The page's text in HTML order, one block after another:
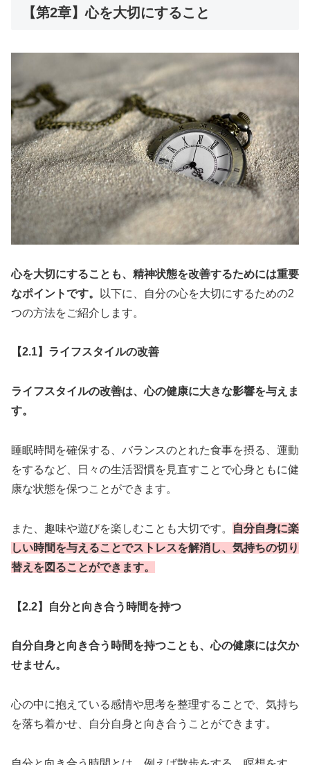
【第2章】心を大切にすること
心を大切にすることも、精神状態を改善するためには重要
なポイントです。
以下に、自分の心を大切にするための2
つの方法をご紹介します。
【2.1】ライフスタイルの改善
ライフスタイルの改善は、心の健康に大きな影響を与えま
す。
睡眠時間を確保する、バランスのとれた食事を摂る、運動
をするなど、日々の生活習慣を見直すことで心身ともに健
康な状態を保つことができます。
また、趣味や遊びを楽しむことも大切です。
自分自身に楽
しい時間を与えることでストレスを解消し、気持ちの切り
替えを図ることができます。
【2.2】自分と向き合う時間を持つ
自分自身と向き合う時間を持つことも、心の健康には欠か
せません。
心の中に抱えている感情や思考を整理することで、気持ち
を落ち着かせ、自分自身と向き合うことができます。